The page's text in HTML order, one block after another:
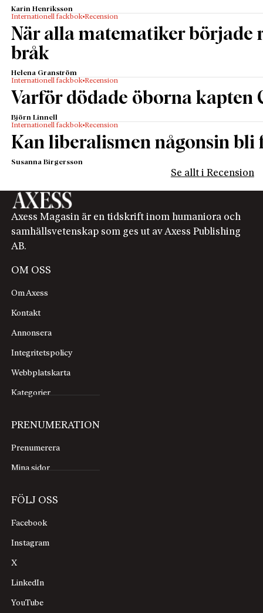
Karin Henriksson
Internationell fackbok Recension
När alla matematiker började
bråk
Helena Granström
Internationell fackbok Recension
Varför dödade öborna kapten
Björn Linnell
Internationell fackbok Recension
Kan liberalismen någonsin bli
Susanna Birgersson
Se allt i Recension
Axess Magasin är en tidskrift inom humaniora och
samhällsvetenskap som ges ut av Axess Publishing
AB.
OM OSS
Om Axess
Kontakt
Annonsera
Integritetspolicy
Webbplatskarta
Kategorier
PRENUMERATION
Prenumerera
Mina sidor
FÖLJ OSS
Facebook
Instagram
X
LinkedIn
YouTube